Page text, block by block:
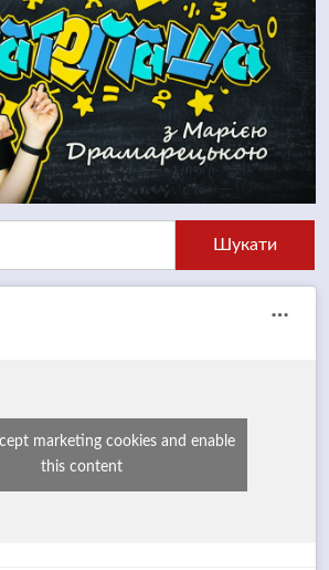
marketing cookies and enable
this content